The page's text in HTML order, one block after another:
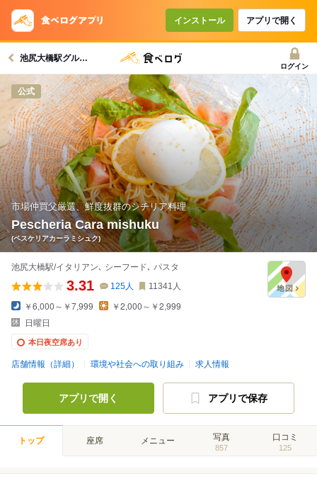
インストール アプリで開く
池尻大橋駅グルメへ
ログイン
公式
市場仲買父厳選、鮮度抜群のシチリア料理
Pescheria Cara mishuku
(ペスケリアカーラミシュク)
池尻大橋駅/イタリアン､ シーフード､ パスタ
3.31 125人 11341 人
￥6,000～￥7,999
￥2,000～￥2,999
日曜日
本日夜空席あり
店舗情報（詳細） 環境や社会への取り組み 求人情報
アプリで開く アプリで保存
トップ 座席 メニュー 写真
857
口コミ
125
コースで使えるクーポン
戻る
クーポンを利用せず予約する